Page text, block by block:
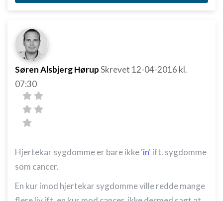
Søren Alsbjerg HørupSkrevet 12-04-2016 kl.
07:30
Hjertekar sygdomme er bare ikke 'in' ift. sygdomme
som cancer.
En kur imod hjertekar sygdomme ville redde mange